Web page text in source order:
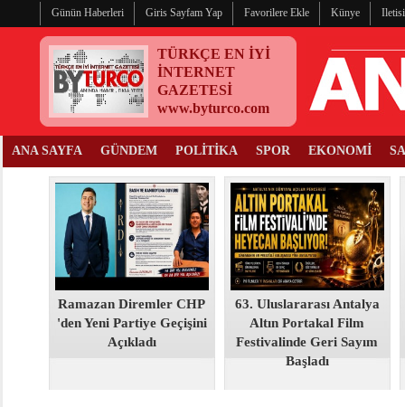
Günün Haberleri Giris Sayfam Yap Favorilere Ekle Künye
TÜRKÇE EN İYİ
İNTERNET
GAZETESİ
www.byturco.com
ANA SAYFA GÜNDEM POLİTİKA SPOR EKONOMİ
Ramazan Diremler CHP
'den Yeni Partiye Geçişini
Açıkladı
63. Uluslararası Antalya
Altın Portakal Film
Festivalinde Geri Sayım
Başladı